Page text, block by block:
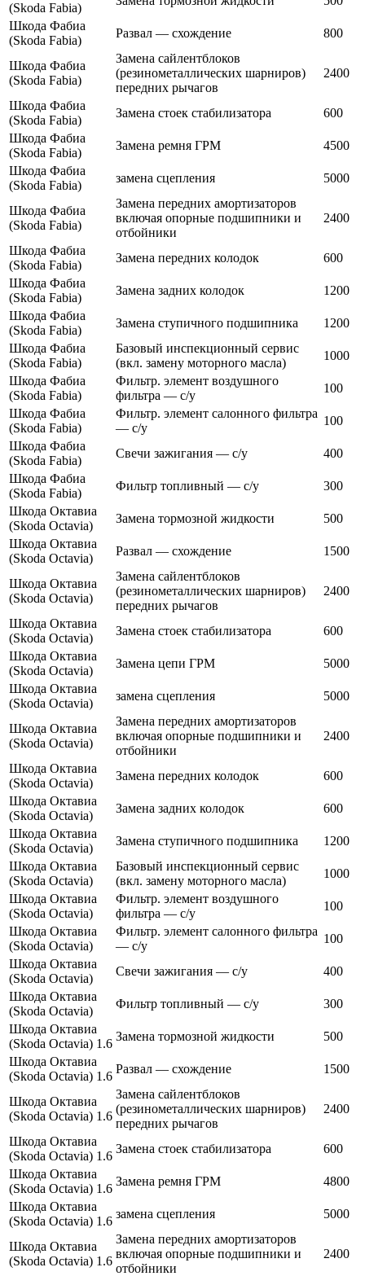
(Skoda Fabia)
Шкода Фабиа
(Skoda Fabia)
Развал — схождение 800
Шкода Фабиа
(Skoda Fabia)
Замена сайлентблоков
(резинометаллических шарниров)
передних рычагов
2400
Шкода Фабиа
(Skoda Fabia)
Замена стоек стабилизатора
600
Шкода Фабиа
(Skoda Fabia)
Замена ремня ГРМ
4500
Шкода Фабиа
(Skoda Fabia)
замена сцепления 5000
Шкода Фабиа
(Skoda Fabia)
Замена передних амортизаторов
включая опорные подшипники и
отбойники
2400
Шкода Фабиа
(Skoda Fabia)
Замена передних колодок
600
Шкода Фабиа
(Skoda Fabia)
Замена задних колодок
1200
Шкода Фабиа
(Skoda Fabia)
Замена ступичного подшипника
1200
Шкода Фабиа
(Skoda Fabia)
Базовый инспекционный сервис
(вкл. замену моторного масла)
1000
Шкода Фабиа
(Skoda Fabia)
Фильтр. элемент воздушного
фильтра — с/у
100
Шкода Фабиа
(Skoda Fabia)
Фильтр. элемент салонного фильтра
— с/у
100
Шкода Фабиа
(Skoda Fabia)
Cвечи зажигания — с/у
400
Шкода Фабиа
(Skoda Fabia)
Фильтр топливный — с/у
300
Шкода Октавиа
(Skoda Octavia)
Замена тормозной жидкости
500
Шкода Октавиа
(Skoda Octavia)
Развал — схождение 1500
Шкода Октавиа
(Skoda Octavia)
Замена сайлентблоков
(резинометаллических шарниров)
передних рычагов
2400
Шкода Октавиа
(Skoda Octavia)
Замена стоек стабилизатора
600
Шкода Октавиа
(Skoda Octavia)
Замена цепи ГРМ
5000
Шкода Октавиа
(Skoda Octavia)
замена сцепления 5000
Шкода Октавиа
(Skoda Octavia)
Замена передних амортизаторов
включая опорные подшипники и
отбойники
2400
Шкода Октавиа
(Skoda Octavia)
Замена передних колодок
600
Шкода Октавиа
(Skoda Octavia)
Замена задних колодок
600
Шкода Октавиа
(Skoda Octavia)
Замена ступичного подшипника
1200
Шкода Октавиа
(Skoda Octavia)
Базовый инспекционный сервис
(вкл. замену моторного масла)
1000
Шкода Октавиа
(Skoda Octavia)
Фильтр. элемент воздушного
фильтра — с/у
100
Шкода Октавиа
(Skoda Octavia)
Фильтр. элемент салонного фильтра
— с/у
100
Шкода Октавиа
(Skoda Octavia)
Cвечи зажигания — с/у
400
Шкода Октавиа
(Skoda Octavia)
Фильтр топливный — с/у
300
Шкода Октавиа
(Skoda Octavia) 1.6
Замена тормозной жидкости
500
Шкода Октавиа
(Skoda Octavia) 1.6
Развал — схождение 1500
Шкода Октавиа
(Skoda Octavia) 1.6
Замена сайлентблоков
(резинометаллических шарниров)
передних рычагов
2400
Шкода Октавиа
(Skoda Octavia) 1.6
Замена стоек стабилизатора
600
Шкода Октавиа
(Skoda Octavia) 1.6
Замена ремня ГРМ
4800
Шкода Октавиа
(Skoda Octavia) 1.6
замена сцепления 5000
Шкода Октавиа
(Skoda Octavia) 1.6
Замена передних амортизаторов
включая опорные подшипники и
отбойники
2400